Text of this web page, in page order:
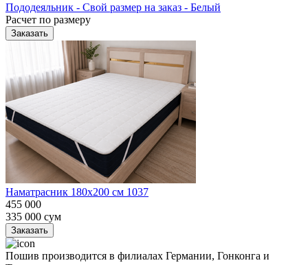
Пододеяльник - Свой размер на заказ - Белый
Расчет по размеру
Заказать
Наматрасник 180х200 см 1037
455 000
335 000 сум
Заказать
Пошив производится в филиалах Германии, Гонконга и